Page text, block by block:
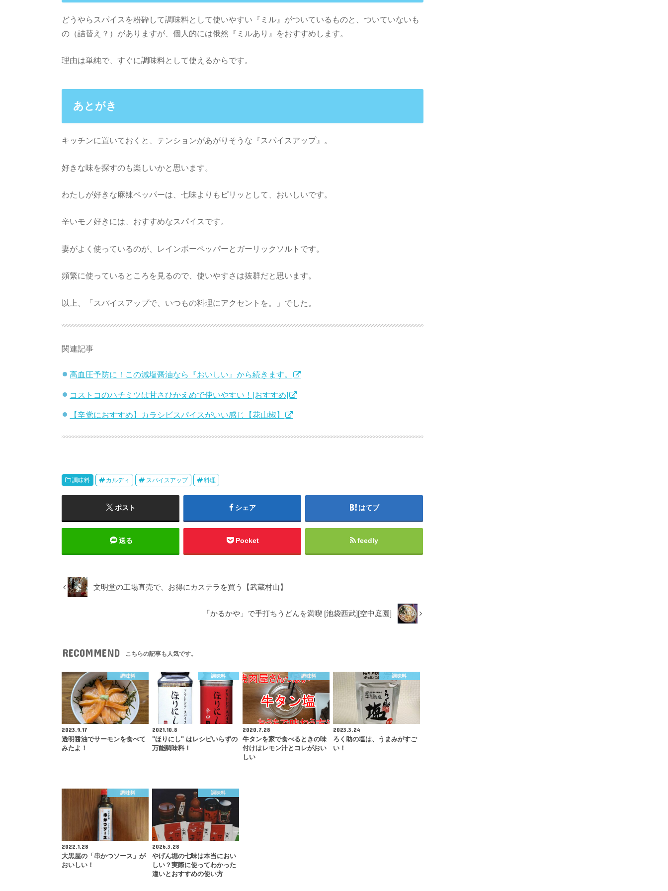
どうやらスパイスを粉砕して調味料として使いやすい『ミル』がついているものと、ついていないも
の（詰替え？）がありますが、個人的には俄然『ミルあり』をおすすめします。
理由は単純で、すぐに調味料として使えるからです。
あとがき
キッチンに置いておくと、テンションがあがりそうな『スパイスアップ』。
好きな味を探すのも楽しいかと思います。
わたしが好きな麻辣ペッパーは、七味よりもピリッとして、おいしいです。
辛いモノ好きには、おすすめなスパイスです。
妻がよく使っているのが、レインボーペッパーとガーリックソルトです。
頻繁に使っているところを見るので、使いやすさは抜群だと思います。
以上、「スパイスアップで、いつもの料理にアクセントを。」でした。
関連記事
高血圧予防に！この減塩醤油なら『おいしい』から続きます。
コストコのハチミツは甘さひかえめで使いやすい！[おすすめ]
【辛党におすすめ】カラシビスパイスがいい感じ【花山椒】
調味料 カルディ スパイスアップ 料理
ポスト シェア はてブ
送る Pocket feedly
文明堂の工場直売で、お得にカステラを買う【武蔵村山】
「かるかや」で手打ちうどんを満喫 [池袋西武][空中庭園]
RECOMMEND こちらの記事も人気です。
調味料
2023.9.17
透明醤油でサーモンを食べて
みたよ！
調味料
2021.10.8
"ほりにし" はレシピいらずの
万能調味料！
調味料
2020.7.28
牛タンを家で食べるときの味
付けはレモン汁とコレがおい
しい
調味料
2023.3.24
ろく助の塩は、うまみがすご
い！
調味料
2022.1.28
大黒屋の「串かつソース」が
おいしい！
調味料
2026.3.28
やげん堀の七味は本当におい
しい？実際に使ってわかった
違いとおすすめの使い方